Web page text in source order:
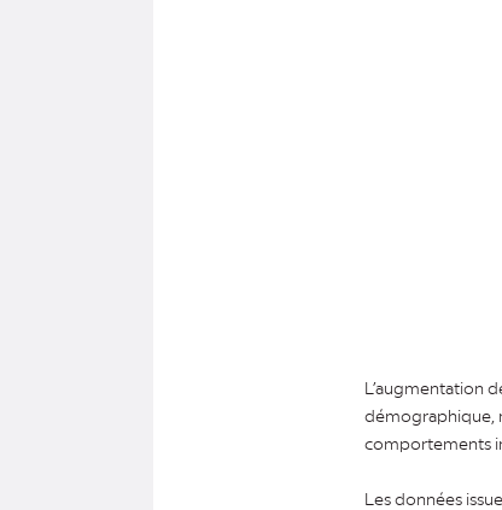
L’augmentation
démographique,
comportements
Les données